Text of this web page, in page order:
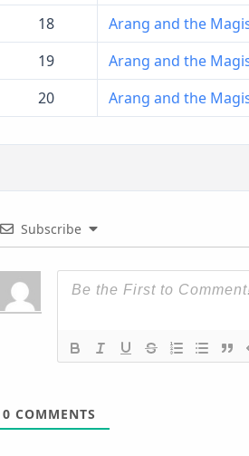
18
Arang and the
19
Arang and the
20
Arang and the
Subscribe
0 COMMENTS